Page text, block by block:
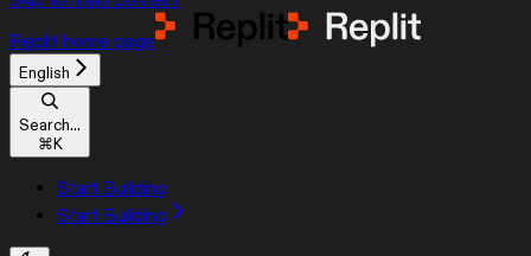
Replit home page
English
Search...
⌘K
Start Building
Start Building